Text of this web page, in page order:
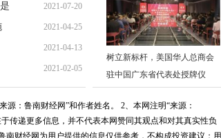
11:01:47
2021-07-20
23:00:24
2021-04-25
13:53:47
2021-04-13
10:30:09
2021-02-05
14:32:59
树立新标杆，美国华人总商会
驻中国广东省代表处授牌仪
：鲁南财经网”和作者姓名。 2、本网注明“来源：
传递更多信息，并不代表本网赞同其观点和对其真实性负
财经网为用户提供的信息仅供参考，不构成投资建议；用